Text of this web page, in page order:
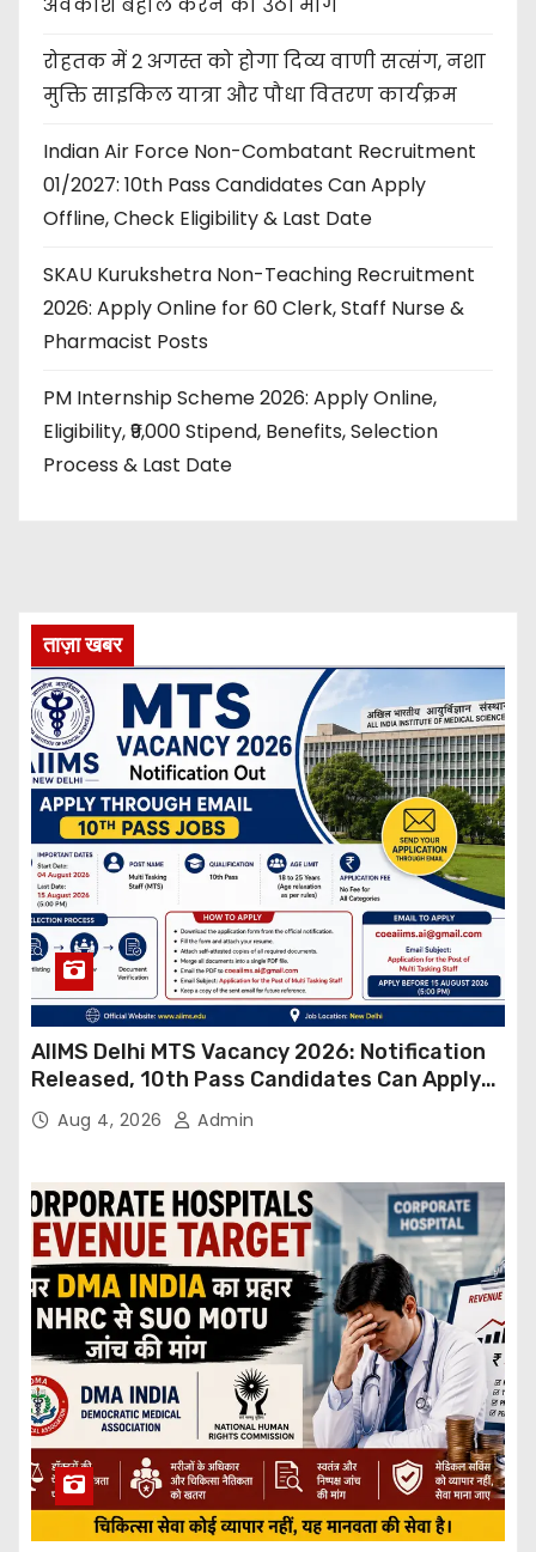
रोहतक में 2 अगस्त को होगा दिव्य वाणी सत्संग, नशा
मुक्ति साइकिल यात्रा और पौधा वितरण कार्यक्रम
Indian Air Force Non-Combatant Recruitment
01/2027: 10th Pass Candidates Can Apply
Offline, Check Eligibility & Last Date
SKAU Kurukshetra Non-Teaching Recruitment
2026: Apply Online for 60 Clerk, Staff Nurse &
Pharmacist Posts
PM Internship Scheme 2026: Apply Online,
Eligibility, ₹9,000 Stipend, Benefits, Selection
Process & Last Date
ताज़ा खबर
AIIMS Delhi MTS Vacancy 2026: Notification
Released, 10th Pass Candidates Can Apply
Through Email
Aug 4, 2026 Admin